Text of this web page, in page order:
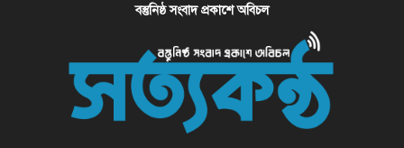
বস্তুনিষ্ঠ সংবাদ প্রকাশে অবিচল